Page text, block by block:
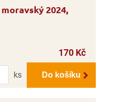
2024,
170 Kč
ks
Do košíku